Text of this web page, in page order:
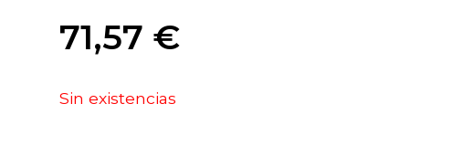
71,57 €
Sin existencias